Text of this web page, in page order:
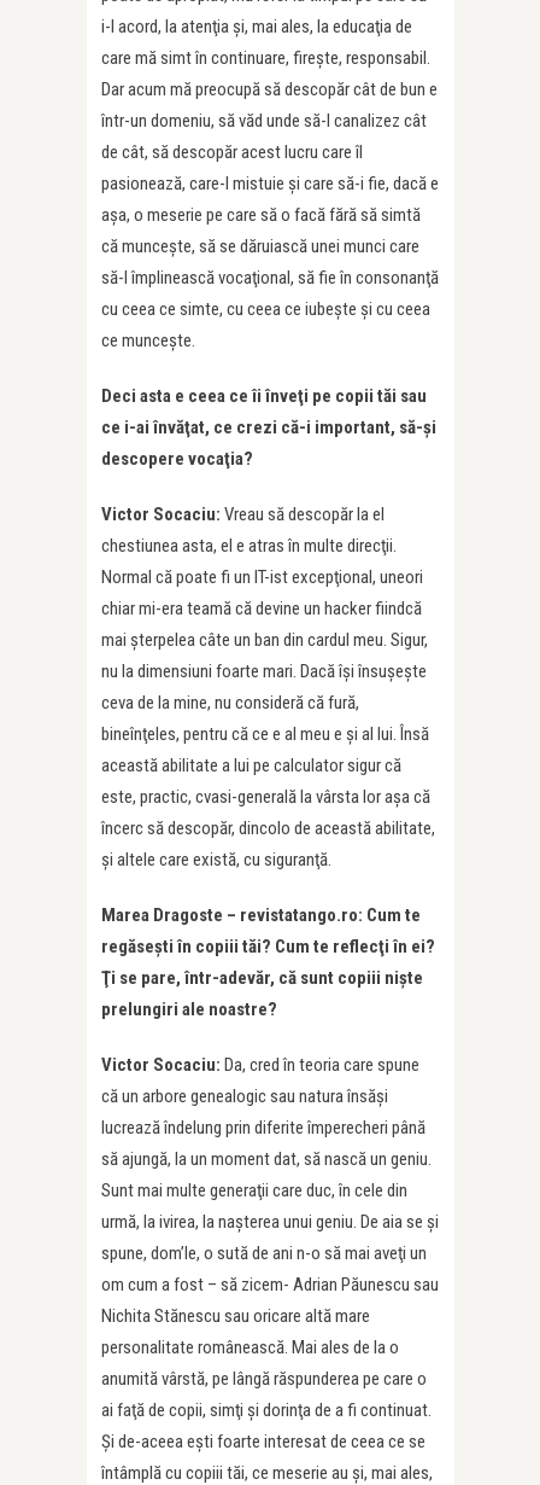
i-l acord, la atenţia şi, mai ales, la educaţia de
care mă simt în continuare, fireşte, responsabil.
Dar acum mă preocupă să descopăr cât de bun e
într-un domeniu, să văd unde să-l canalizez cât
de cât, să descopăr acest lucru care îl
pasionează, care-l mistuie şi care să-i fie, dacă e
aşa, o meserie pe care să o facă fără să simtă
că munceşte, să se dăruiască unei munci care
să-l împlinească vocaţional, să fie în consonanţă
cu ceea ce simte, cu ceea ce iubeşte şi cu ceea
ce munceşte.
Deci asta e ceea ce îi înveţi pe copii tăi sau
ce i-ai învăţat, ce crezi că-i important, să-și
descopere vocaţia?
Victor Socaciu: Vreau să descopăr la el
chestiunea asta, el e atras în multe direcţii.
Normal că poate fi un IT-ist excepţional, uneori
chiar mi-era teamă că devine un hacker fiindcă
mai şterpelea câte un ban din cardul meu. Sigur,
nu la dimensiuni foarte mari. Dacă îşi însuşeşte
ceva de la mine, nu consideră că fură,
bineînţeles, pentru că ce e al meu e şi al lui. Însă
această abilitate a lui pe calculator sigur că
este, practic, cvasi-generală la vârsta lor aşa că
încerc să descopăr, dincolo de această abilitate,
şi altele care există, cu siguranţă.
Marea Dragoste – revistatango.ro: Cum te
regăseşti în copiii tăi? Cum te reflecţi în ei?
Ţi se pare, într-adevăr, că sunt copiii nişte
prelungiri ale noastre?
Victor Socaciu: Da, cred în teoria care spune
că un arbore genealogic sau natura însăși
lucrează îndelung prin diferite împerecheri până
să ajungă, la un moment dat, să nască un geniu.
Sunt mai multe generaţii care duc, în cele din
urmă, la ivirea, la naşterea unui geniu. De aia se şi
spune, dom’le, o sută de ani n-o să mai aveţi un
om cum a fost – să zicem- Adrian Păunescu sau
Nichita Stănescu sau oricare altă mare
personalitate românească. Mai ales de la o
anumită vârstă, pe lângă răspunderea pe care o
ai faţă de copii, simţi şi dorinţa de a fi continuat.
Şi de-aceea eşti foarte interesat de ceea ce se
întâmplă cu copiii tăi, ce meserie au şi, mai ales,